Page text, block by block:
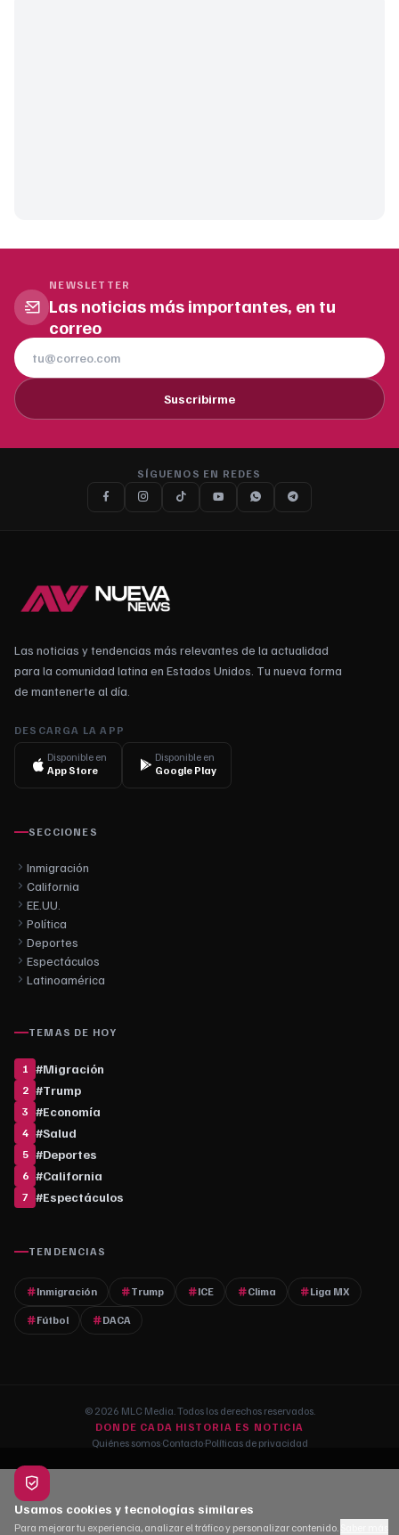
NEWSLETTER
Las noticias más importantes, en tu
correo
Suscribirme
SÍGUENOS EN REDES
Las noticias y tendencias más relevantes de la actualidad
para la comunidad latina en Estados Unidos. Tu nueva forma
de mantenerte al día.
DESCARGA LA APP
Disponible en
App Store
Disponible en
Google Play
SECCIONES
Inmigración
California
EE.UU.
Política
Deportes
Espectáculos
Latinoamérica
TEMAS DE HOY
1 #Migración
2 #Trump
3 #Economía
4 #Salud
5 #Deportes
6 #California
7 #Espectáculos
TENDENCIAS
Inmigración Trump ICE Clima Liga MX
Fútbol DACA
© 2026 MLC Media. Todos los derechos reservados.
DONDE CADA HISTORIA ES NOTICIA
Quiénes somos·Contacto·Políticas de privacidad
Usamos cookies y tecnologías similares
Para mejorar tu experiencia, analizar el tráfico y personalizar contenido.